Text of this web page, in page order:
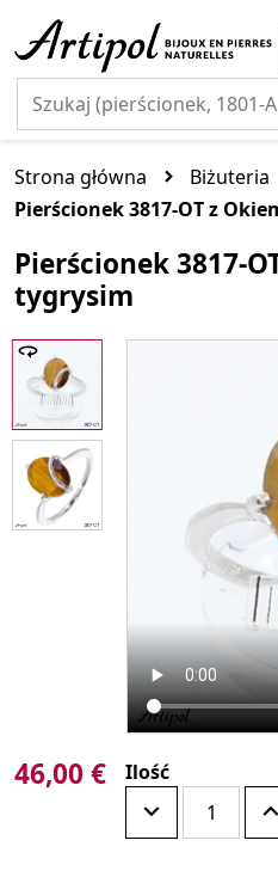
Strona główna Biżuteria
Pierścionek 3817-OT z
Pierścionek 3817-
tygrysim
46,00 € Ilość